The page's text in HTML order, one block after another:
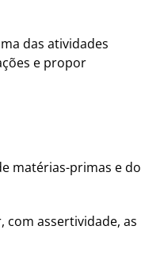
das atividades
e propor
matérias-primas e do
assertividade, as